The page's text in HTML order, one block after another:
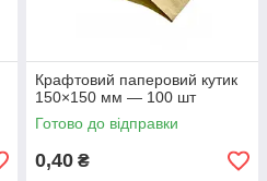
Крафтовий паперовий кутик
150×150 мм — 100 шт
Готово до відправки
0,40 ₴